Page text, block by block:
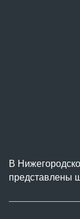
В
представлены